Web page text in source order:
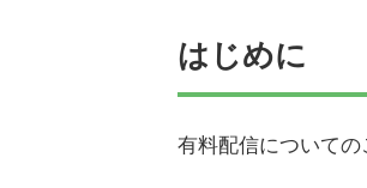
はじめに
有料配信についての